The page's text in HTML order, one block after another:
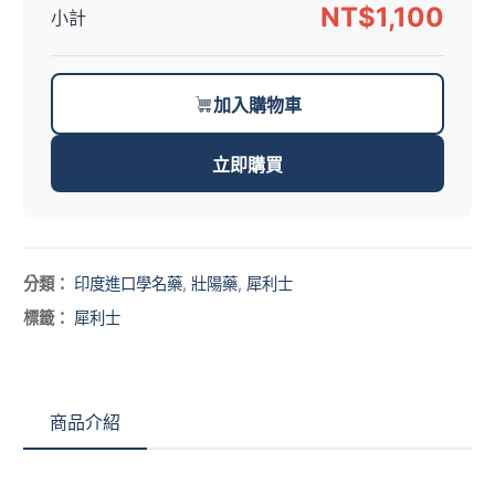
小計 NT$1,100
加入購物車
立即購買
分類： 印度進口學名藥, 壯陽藥, 犀利士
標籤： 犀利士
商品介紹